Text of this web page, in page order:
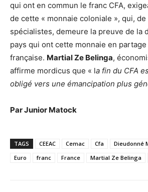
qui ont en commun le franc CFA,
de cette « monnaie coloniale », qui, de
spécialistes, demeure la preuve de la
pays qui ont cette monnaie en
française. Martial Ze Belinga,
affirme mordicus que « la fin du CFA
obligé vers une émancipation plus
Par Junior Matock
TAGS CEEAC Cemac Cfa Dieudonné
Euro
franc France Martial Ze Belinga